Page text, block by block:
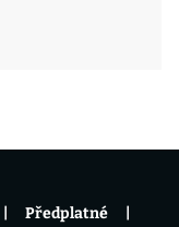
Předplatné